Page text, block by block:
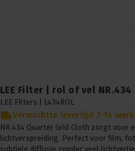
LEE Filter | rol of vel
LEE Filters | L434ROL
Verwachtte levertijd 7-14
NR.434 Quarter Grid Cloth zorgt voor
lichtverspreiding. Perfect voor film,
subtiele diffusie zonder veel